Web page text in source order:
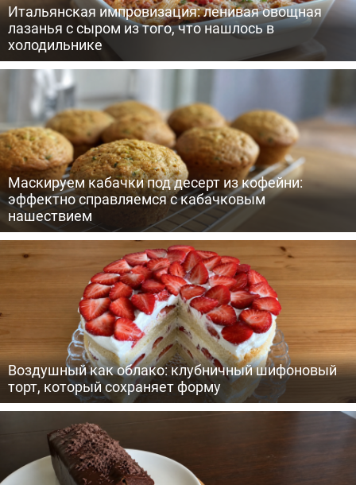
Итальянская импровизация: ленивая овощная
лазанья с сыром из того, что нашлось в
холодильнике
Маскируем кабачки под десерт из кофейни:
эффектно справляемся с кабачковым
нашествием
Воздушный как облако: клубничный шифоновый
торт, который сохраняет форму